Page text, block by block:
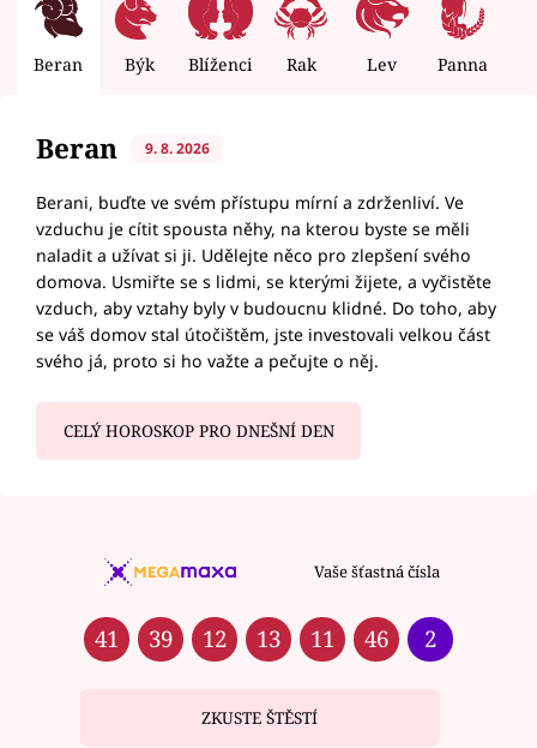
Beran Býk Blíženci Rak Lev Panna
Beran 9. 8. 2026
Berani, buďte ve svém přístupu mírní a zdrženliví. Ve
vzduchu je cítit spousta něhy, na kterou byste se měli
naladit a užívat si ji. Udělejte něco pro zlepšení svého
domova. Usmiřte se s lidmi, se kterými žijete, a vyčistěte
vzduch, aby vztahy byly v budoucnu klidné. Do toho, aby
se váš domov stal útočištěm, jste investovali velkou část
svého já, proto si ho važte a pečujte o něj.
CELÝ HOROSKOP PRO DNEŠNÍ DEN
Vaše šťastná čísla
41 39 12 13 11 46 2
ZKUSTE ŠTĚSTÍ